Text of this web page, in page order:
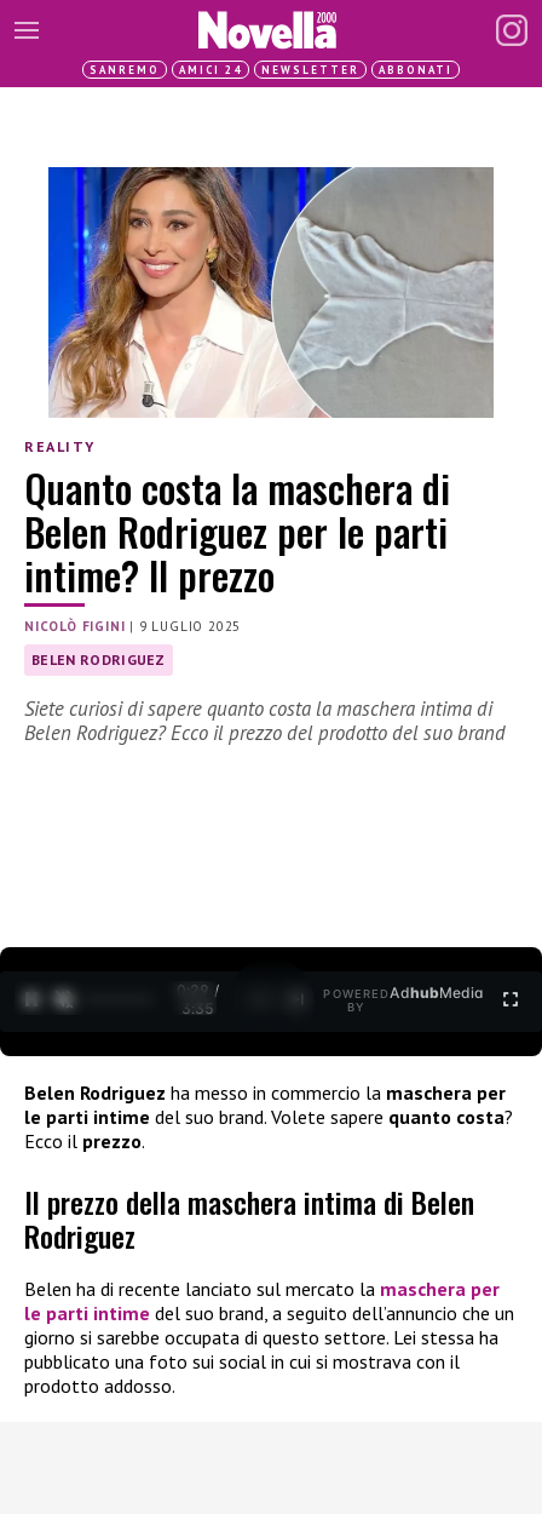
SANREMO AMICI 24 NEWSLETTER ABBONATI
REALITY
Quanto costa la maschera di
Belen Rodriguez per le parti
intime? Il prezzo
NICOLÒ FIGINI | 9 LUGLIO 2025
BELEN RODRIGUEZ
Siete curiosi di sapere quanto costa la maschera intima di
Belen Rodriguez? Ecco il prezzo del prodotto del suo brand
0:30 /
3:35
POWERED
BY
AdhubMedia
Belen Rodriguez ha messo in commercio la maschera per
le parti intime del suo brand. Volete sapere quanto costa?
Ecco il prezzo.
Il prezzo della maschera intima di Belen
Rodriguez
Belen ha di recente lanciato sul mercato la maschera per
le parti intime del suo brand, a seguito dell’annuncio che un
giorno si sarebbe occupata di questo settore. Lei stessa ha
pubblicato una foto sui social in cui si mostrava con il
prodotto addosso.